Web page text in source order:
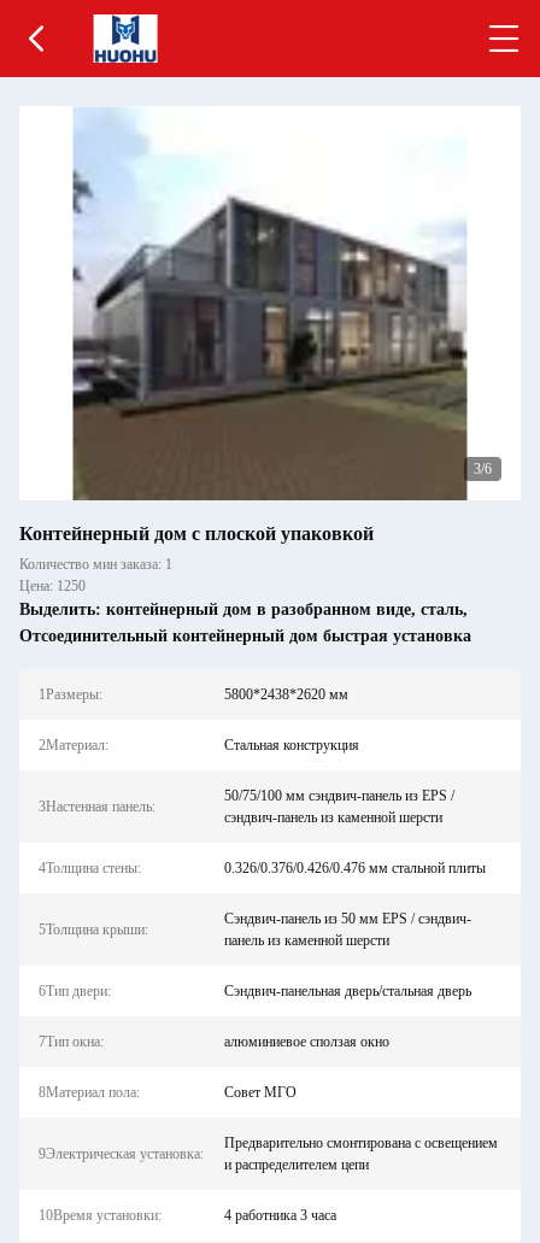
4/6
Контейнерный дом с плоской упаковкой
Количество мин заказа: 1
Цена: 1250
Выделить: контейнерный дом в разобранном виде, сталь,
Отсоединительный контейнерный дом быстрая установка
1Размеры: 5800*2438*2620 мм
2Материал: Стальная конструкция
3Настенная панель:
50/75/100 мм сэндвич-панель из EPS /
сэндвич-панель из каменной шерсти
4Толщина стены: 0.326/0.376/0.426/0.476 мм стальной плиты
5Толщина крыши:
Сэндвич-панель из 50 мм EPS / сэндвич-
панель из каменной шерсти
6Тип двери: Сэндвич-панельная дверь/стальная дверь
7Тип окна: алюминиевое сползая окно
8Материал пола: Совет МГО
9Электрическая установка:
Предварительно смонтирована с освещением
и распределителем цепи
10Время установки: 4 работника 3 часа